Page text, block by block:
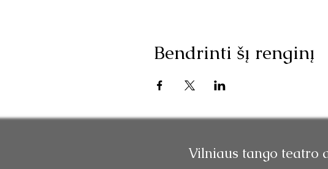
Bendrinti šį renginį
Vilniaus tango teatro